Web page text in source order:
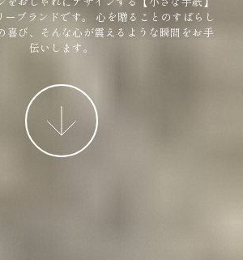
ブランドです。
心を贈ることのすばらし
喜び、そんな心が震えるような瞬間をお手
伝いします。